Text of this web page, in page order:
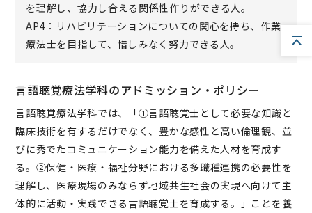
を理解し、協力し合える関係性作りができる人。
AP4：リハビリテーションについての関心を持ち、作業
療法士を目指して、惜しみなく努力できる人。
言語聴覚療法学科のアドミッション・ポリシー
言語聴覚療法学科では、「①言語聴覚士として必要な知識と
臨床技術を有するだけでなく、豊かな感性と高い倫理観、並
びに秀でたコミュニケーション能力を備えた人材を育成す
る。②保健・医療・福祉分野における多職種連携の必要性を
理解し、医療現場のみならず地域共生社会の実現へ向けて主
体的に活動・実践できる言語聴覚士を育成する。」ことを養